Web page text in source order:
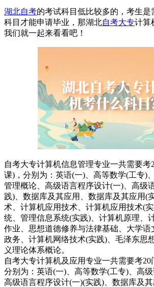
湖北自考的考试科目低比较多的，考生
科目才能申请毕业，那湖北自考大专计算
我们就一起来看看吧！
自考大专计算机信息管理专业一共需要考
课)，分别为：英语(一)、高等数学(工专)
管理概论、高级语言程序设计(一)、高级
践)、数据库及其应用、数据库及其应用(
术、计算机应用技术、计算机应用技术(
统、管理信息系统(实践)、计算机原理、
作业、思想道德修养与法律基础、大学语
政务、计算机网络技术(实践)、毛泽东思
义理论体系概论。
自考大专计算机及应用专业一共需要考20
分别为：英语(一)、高等数学(工专)、高级
高级语言程序设计(一)(实践)、数据库及